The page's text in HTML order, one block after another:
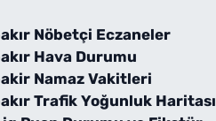
Nöbetçi Eczaneler
Hava Durumu
Namaz Vakitleri
Trafik Yoğunluk Haritası